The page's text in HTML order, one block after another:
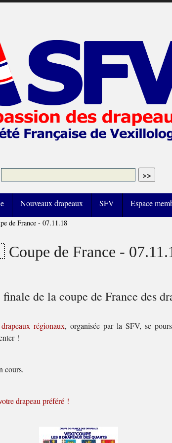
Nouveaux drapeaux SFV Espace
de France - 07.11.18
de France -
de la coupe de France des
régionaux, organisée par la SFV, se
!
cours.
drapeau préféré !